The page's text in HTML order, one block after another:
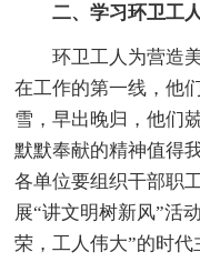
二、学习环卫工
环卫工人为营造美
在工作的第一线，他
雪，早出晚归，他们
默默奉献的精神值得
各单位要组织干部职
展“讲文明树新风”活
荣，工人伟大”的时